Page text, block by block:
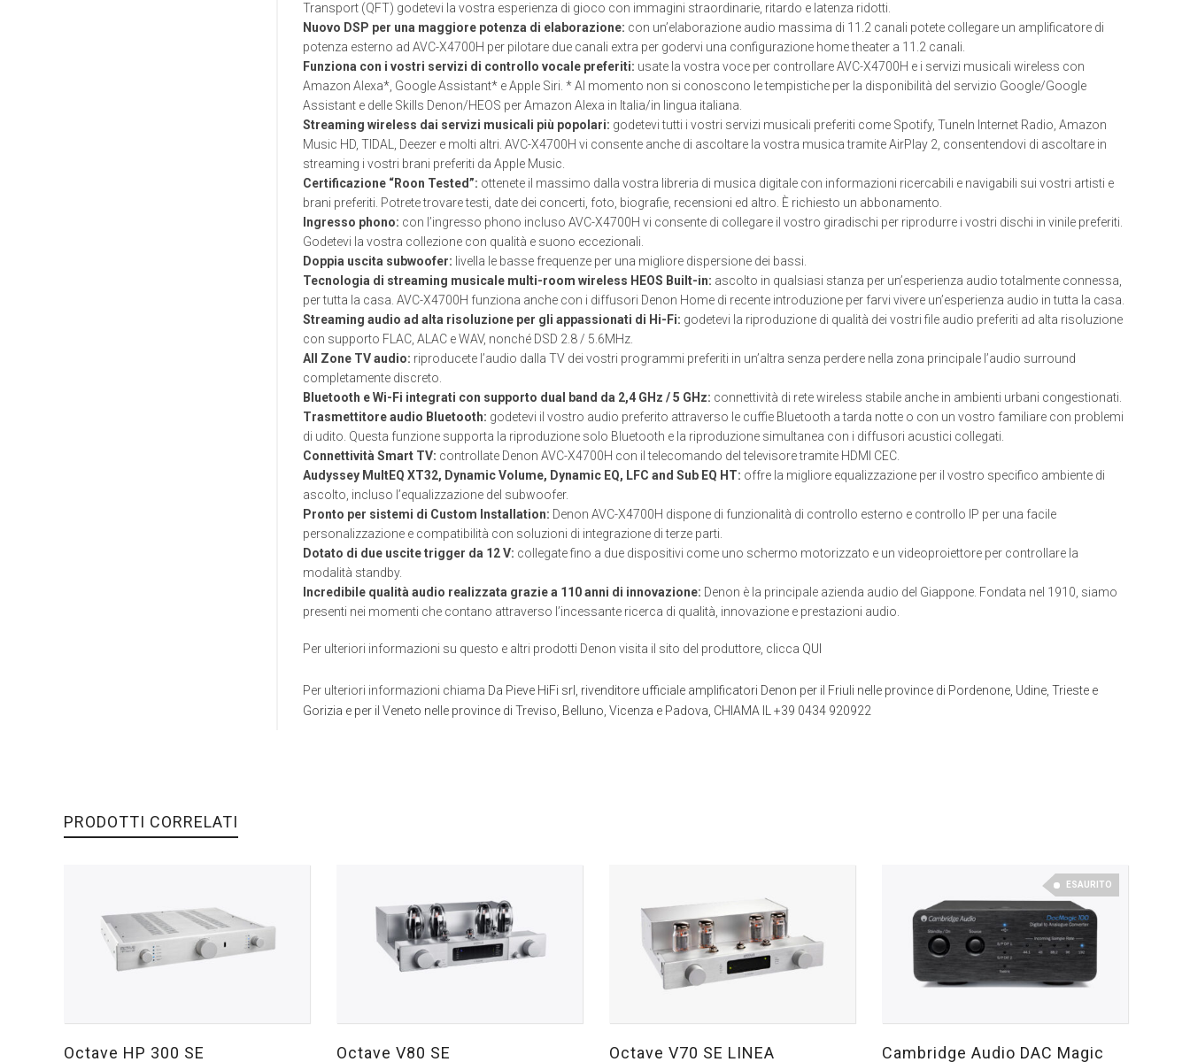
Transport (QFT) godetevi la vostra esperienza di gioco con immagini straordinarie, ritardo e latenza ridotti.
Nuovo DSP per una maggiore potenza di elaborazione: con un’elaborazione audio massima di 11.2 canali potete collegare un amplificatore di
potenza esterno ad AVC-X4700H per pilotare due canali extra per godervi una configurazione home theater a 11.2 canali.
Funziona con i vostri servizi di controllo vocale preferiti: usate la vostra voce per controllare AVC-X4700H e i servizi musicali wireless con
Amazon Alexa*, Google Assistant* e Apple Siri. * Al momento non si conoscono le tempistiche per la disponibilità del servizio Google/Google
Assistant e delle Skills Denon/HEOS per Amazon Alexa in Italia/in lingua italiana.
Streaming wireless dai servizi musicali più popolari: godetevi tutti i vostri servizi musicali preferiti come Spotify, TuneIn Internet Radio, Amazon
Music HD, TIDAL, Deezer e molti altri. AVC-X4700H vi consente anche di ascoltare la vostra musica tramite AirPlay 2, consentendovi di ascoltare in
streaming i vostri brani preferiti da Apple Music.
Certificazione “Roon Tested”: ottenete il massimo dalla vostra libreria di musica digitale con informazioni ricercabili e navigabili sui vostri artisti e
brani preferiti. Potrete trovare testi, date dei concerti, foto, biografie, recensioni ed altro. È richiesto un abbonamento.
Ingresso phono: con l’ingresso phono incluso AVC-X4700H vi consente di collegare il vostro giradischi per riprodurre i vostri dischi in vinile preferiti.
Godetevi la vostra collezione con qualità e suono eccezionali.
Doppia uscita subwoofer: livella le basse frequenze per una migliore dispersione dei bassi.
Tecnologia di streaming musicale multi-room wireless HEOS Built-in: ascolto in qualsiasi stanza per un’esperienza audio totalmente connessa,
per tutta la casa. AVC-X4700H funziona anche con i diffusori Denon Home di recente introduzione per farvi vivere un’esperienza audio in tutta la casa.
Streaming audio ad alta risoluzione per gli appassionati di Hi-Fi: godetevi la riproduzione di qualità dei vostri file audio preferiti ad alta risoluzione
con supporto FLAC, ALAC e WAV, nonché DSD 2.8 / 5.6MHz.
All Zone TV audio: riproducete l’audio dalla TV dei vostri programmi preferiti in un’altra senza perdere nella zona principale l’audio surround
completamente discreto.
Bluetooth e Wi-Fi integrati con supporto dual band da 2,4 GHz / 5 GHz: connettività di rete wireless stabile anche in ambienti urbani congestionati.
Trasmettitore audio Bluetooth: godetevi il vostro audio preferito attraverso le cuffie Bluetooth a tarda notte o con un vostro familiare con problemi
di udito. Questa funzione supporta la riproduzione solo Bluetooth e la riproduzione simultanea con i diffusori acustici collegati.
Connettività Smart TV: controllate Denon AVC-X4700H con il telecomando del televisore tramite HDMI CEC.
Audyssey MultEQ XT32, Dynamic Volume, Dynamic EQ, LFC and Sub EQ HT: offre la migliore equalizzazione per il vostro specifico ambiente di
ascolto, incluso l’equalizzazione del subwoofer.
Pronto per sistemi di Custom Installation: Denon AVC-X4700H dispone di funzionalità di controllo esterno e controllo IP per una facile
personalizzazione e compatibilità con soluzioni di integrazione di terze parti.
Dotato di due uscite trigger da 12 V: collegate fino a due dispositivi come uno schermo motorizzato e un videoproiettore per controllare la
modalità standby.
Incredibile qualità audio realizzata grazie a 110 anni di innovazione: Denon è la principale azienda audio del Giappone. Fondata nel 1910, siamo
presenti nei momenti che contano attraverso l’incessante ricerca di qualità, innovazione e prestazioni audio.
Per ulteriori informazioni su questo e altri prodotti Denon visita il sito del produttore, clicca QUI
Per ulteriori informazioni chiama Da Pieve HiFi srl, rivenditore ufficiale amplificatori Denon per il Friuli nelle province di Pordenone, Udine, Trieste e
Gorizia e per il Veneto nelle province di Treviso, Belluno, Vicenza e Padova, CHIAMA IL +39 0434 920922
PRODOTTI CORRELATI
Octave HP 300 SE Octave V80 SE Octave V70 SE LINEA
ESAURITO
Cambridge Audio DAC Magic